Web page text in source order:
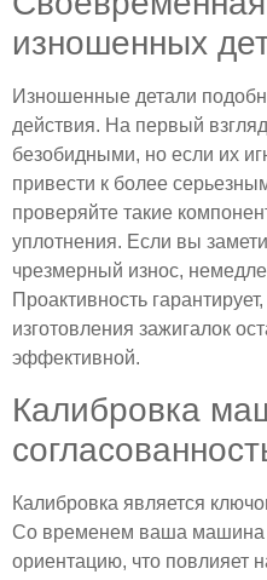
изношенных
Изношенные детали
действия. На первый
безобидными, но если их
привести к более
проверяйте такие
уплотнения. Если вы
чрезмерный износ,
Проактивность
изготовления зажигалок
эффективной.
Калибровка
Калибровка является
Со временем ваша машина
ориентацию, что повлияет